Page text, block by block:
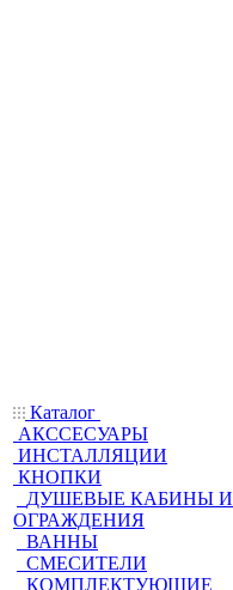
Каталог
АКССЕСУАРЫ
ИНСТАЛЛЯЦИИ
КНОПКИ
ДУШЕВЫЕ КАБИНЫ И
ОГРАЖДЕНИЯ
ВАННЫ
СМЕСИТЕЛИ
КОМПЛЕКТУЮЩИЕ